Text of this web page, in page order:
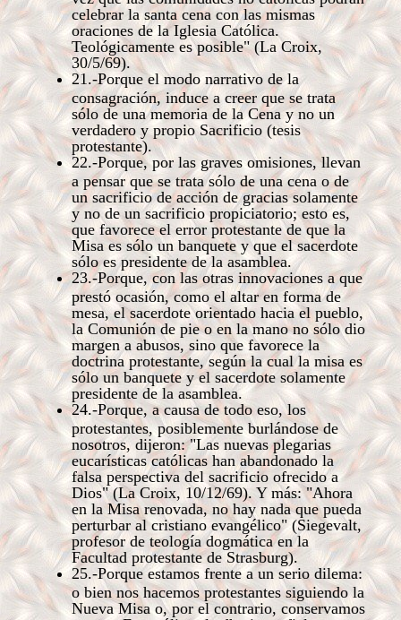
celebrar la santa cena con las mismas
oraciones de la Iglesia Católica.
Teológicamente es posible" (La Croix,
30/5/69).
21.-Porque el modo narrativo de la
consagración, induce a creer que se trata
sólo de una memoria de la Cena y no un
verdadero y propio Sacrificio (tesis
protestante).
22.-Porque, por las graves omisiones, llevan
a pensar que se trata sólo de una cena o de
un sacrificio de acción de gracias solamente
y no de un sacrificio propiciatorio; esto es,
que favorece el error protestante de que la
Misa es sólo un banquete y que el sacerdote
sólo es presidente de la asamblea.
23.-Porque, con las otras innovaciones a que
prestó ocasión, como el altar en forma de
mesa, el sacerdote orientado hacia el pueblo,
la Comunión de pie o en la mano no sólo dio
margen a abusos, sino que favorece la
doctrina protestante, según la cual la misa es
sólo un banquete y el sacerdote solamente
presidente de la asamblea.
24.-Porque, a causa de todo eso, los
protestantes, posiblemente burlándose de
nosotros, dijeron: "Las nuevas plegarias
eucarísticas católicas han abandonado la
falsa perspectiva del sacrificio ofrecido a
Dios" (La Croix, 10/12/69). Y más: "Ahora
en la Misa renovada, no hay nada que pueda
perturbar al cristiano evangélico" (Siegevalt,
profesor de teología dogmática en la
Facultad protestante de Strasburg).
25.-Porque estamos frente a un serio dilema:
o bien nos hacemos protestantes siguiendo la
Nueva Misa o, por el contrario, conservamos